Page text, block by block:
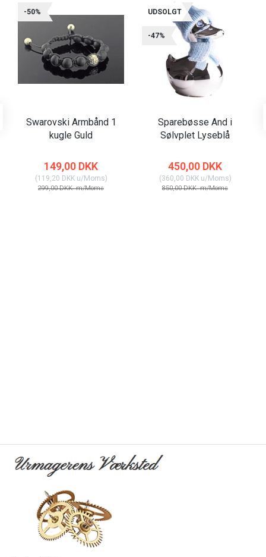
-50%
Swarovski Armbånd 1
kugle Guld
149,00 DKK
(119,20 DKKu/Moms)
299,00 DKKm/Moms
UDSOLGT
-47%
Sparebøsse And i
Sølvplet Lyseblå
450,00 DKK
(360,00 DKKu/Moms)
850,00 DKKm/Moms